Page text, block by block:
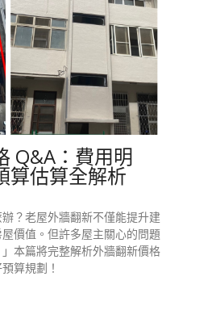
Q&A：費用明
算估算全解析
？老屋外牆翻新不僅能提升建
價值。但許多屋主關心的問題
本篇將完整解析外牆翻新價格
算規劃！